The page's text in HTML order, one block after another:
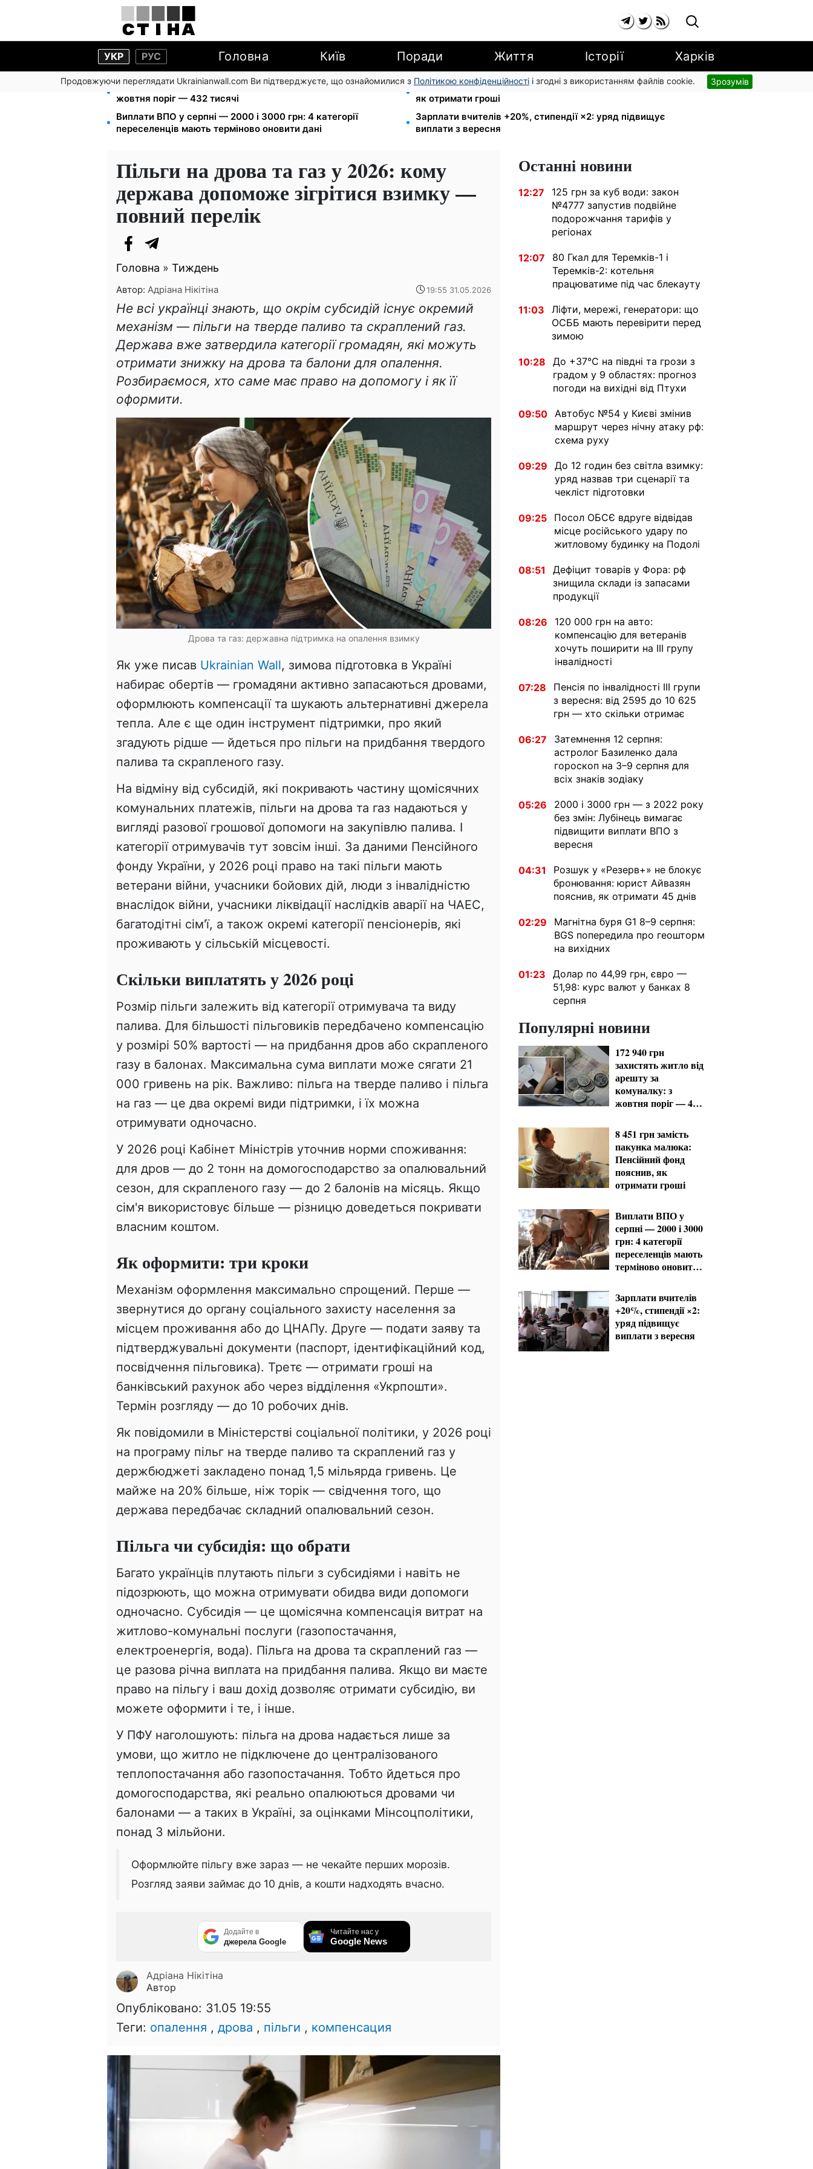
УКР РУС Головна Київ Поради Життя Історії Харків
Продовжуючи переглядати Ukrainianwall.com Ви підтверджуєте, що ознайомилися з Політикою конфіденційності і згодні з використанням файлів cookie. Зрозумів
172 940 грн захистять житло від арешту за комуналку: з
жовтня поріг — 432 тисячі
8 451 грн замість пакунка малюка: Пенсійний фонд пояснив,
як отримати гроші
Виплати ВПО у серпні — 2000 і 3000 грн: 4 категорії
переселенців мають терміново оновити дані
Зарплати вчителів +20%, стипендії ×2: уряд підвищує
виплати з вересня
Пільги на дрова та газ у 2026: кому
держава допоможе зігрітися взимку —
повний перелік
Головна » Тиждень
Автор: Адріана Нікітіна 19:55 31.05.2026
Не всі українці знають, що окрім субсидій існує окремий
механізм — пільги на тверде паливо та скраплений газ.
Держава вже затвердила категорії громадян, які можуть
отримати знижку на дрова та балони для опалення.
Розбираємося, хто саме має право на допомогу і як її
оформити.
Дрова та газ: державна підтримка на опалення взимку
Як уже писав Ukrainian Wall, зимова підготовка в Україні
набирає обертів — громадяни активно запасаються дровами,
оформлюють компенсації та шукають альтернативні джерела
тепла. Але є ще один інструмент підтримки, про який
згадують рідше — йдеться про пільги на придбання твердого
палива та скрапленого газу.
На відміну від субсидій, які покривають частину щомісячних
комунальних платежів, пільги на дрова та газ надаються у
вигляді разової грошової допомоги на закупівлю палива. І
категорії отримувачів тут зовсім інші. За даними Пенсійного
фонду України, у 2026 році право на такі пільги мають
ветерани війни, учасники бойових дій, люди з інвалідністю
внаслідок війни, учасники ліквідації наслідків аварії на ЧАЕС,
багатодітні сім'ї, а також окремі категорії пенсіонерів, які
проживають у сільській місцевості.
Скільки виплатять у 2026 році
Розмір пільги залежить від категорії отримувача та виду
палива. Для більшості пільговиків передбачено компенсацію
у розмірі 50% вартості — на придбання дров або скрапленого
газу в балонах. Максимальна сума виплати може сягати 21
000 гривень на рік. Важливо: пільга на тверде паливо і пільга
на газ — це два окремі види підтримки, і їх можна
отримувати одночасно.
У 2026 році Кабінет Міністрів уточнив норми споживання:
для дров — до 2 тонн на домогосподарство за опалювальний
сезон, для скрапленого газу — до 2 балонів на місяць. Якщо
сім'я використовує більше — різницю доведеться покривати
власним коштом.
Як оформити: три кроки
Механізм оформлення максимально спрощений. Перше —
звернутися до органу соціального захисту населення за
місцем проживання або до ЦНАПу. Друге — подати заяву та
підтверджувальні документи (паспорт, ідентифікаційний код,
посвідчення пільговика). Третє — отримати гроші на
банківський рахунок або через відділення «Укрпошти».
Термін розгляду — до 10 робочих днів.
Як повідомили в Міністерстві соціальної політики, у 2026 році
на програму пільг на тверде паливо та скраплений газ у
держбюджеті закладено понад 1,5 мільярда гривень. Це
майже на 20% більше, ніж торік — свідчення того, що
держава передбачає складний опалювальний сезон.
Пільга чи субсидія: що обрати
Багато українців плутають пільги з субсидіями і навіть не
підозрюють, що можна отримувати обидва види допомоги
одночасно. Субсидія — це щомісячна компенсація витрат на
житлово-комунальні послуги (газопостачання,
електроенергія, вода). Пільга на дрова та скраплений газ —
це разова річна виплата на придбання палива. Якщо ви маєте
право на пільгу і ваш дохід дозволяє отримати субсидію, ви
можете оформити і те, і інше.
У ПФУ наголошують: пільга на дрова надається лише за
умови, що житло не підключене до централізованого
теплопостачання або газопостачання. Тобто йдеться про
домогосподарства, які реально опалюються дровами чи
балонами — а таких в Україні, за оцінками Мінсоцполітики,
понад 3 мільйони.
Оформлюйте пільгу вже зараз — не чекайте перших морозів.
Розгляд заяви займає до 10 днів, а кошти надходять вчасно.
Додайте в
джерела Google
Читайте нас у
Google News
Адріана Нікітіна
Автор
Опубліковано: 31.05 19:55
Теги: опалення , дрова , пільги , компенсация
Останні новини
12:27
125 грн за куб води: закон
№4777 запустив подвійне
подорожчання тарифів у
регіонах
12:07
80 Гкал для Теремків-1 і
Теремків-2: котельня
працюватиме під час блекауту
11:03
Ліфти, мережі, генератори: що
ОСББ мають перевірити перед
зимою
10:28
До +37°C на півдні та грози з
градом у 9 областях: прогноз
погоди на вихідні від Птухи
09:50 Автобус №54 у Києві змінив
маршрут через нічну атаку рф:
схема руху
09:29
До 12 годин без світла взимку:
уряд назвав три сценарії та
чекліст підготовки
09:25
Посол ОБСЄ вдруге відвідав
місце російського удару по
житловому будинку на Подолі
08:51
Дефіцит товарів у Фора: рф
знищила склади із запасами
продукції
08:26
120 000 грн на авто:
компенсацію для ветеранів
хочуть поширити на III групу
інвалідності
07:28
Пенсія по інвалідності III групи
з вересня: від 2595 до 10 625
грн — хто скільки отримає
06:27
Затемнення 12 серпня:
астролог Базиленко дала
гороскоп на 3–9 серпня для
всіх знаків зодіаку
05:26
2000 і 3000 грн — з 2022 року
без змін: Лубінець вимагає
підвищити виплати ВПО з
вересня
04:31
Розшук у «Резерв+» не блокує
бронювання: юрист Айвазян
пояснив, як отримати 45 днів
02:29
Магнітна буря G1 8–9 серпня:
BGS попередила про геошторм
на вихідних
01:23
Долар по 44,99 грн, євро —
51,98: курс валют у банках 8
серпня
Популярні новини
172 940 грн
захистять житло від
арешту за
комуналку: з
жовтня поріг — 432
8 451 грн замість
пакунка малюка:
Пенсійний фонд
пояснив, як
отримати гроші
Виплати ВПО у
серпні — 2000 і 3000
грн: 4 категорії
переселенців мають
терміново оновити
Зарплати вчителів
+20%, стипендії ×2:
уряд підвищує
виплати з вересня